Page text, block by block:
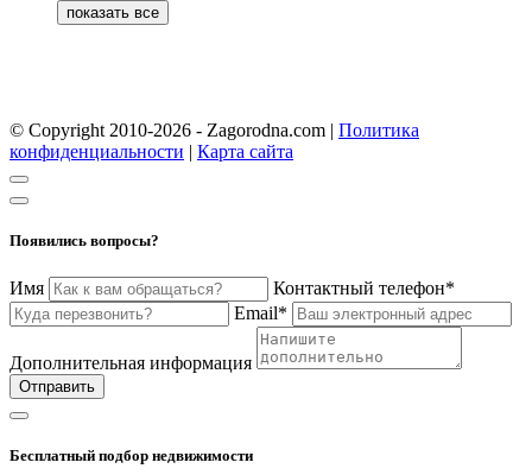
© Copyright 2010-2026 - Zagorodna.com | Политика
конфиденциальности | Карта сайта
Появились вопросы?
Имя
Контактный телефон*
Email*
Дополнительная информация
Отправить
Бесплатный подбор недвижимости